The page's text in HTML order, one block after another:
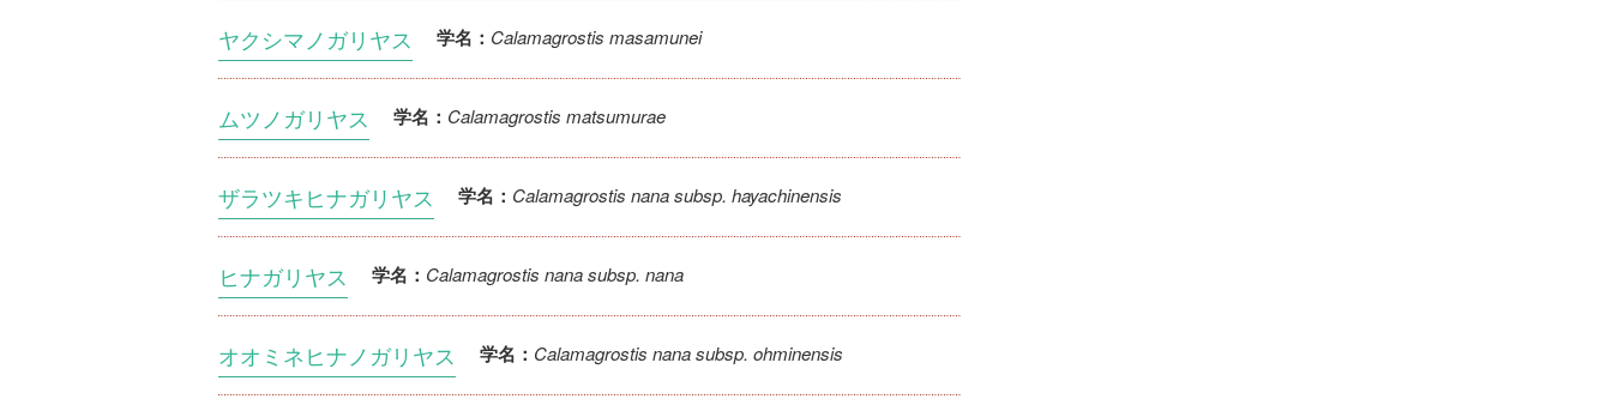
ヤクシマノガリヤス 学名： Calamagrostis masamunei
ムツノガリヤス 学名： Calamagrostis matsumurae
ザラツキヒナガリヤス 学名： Calamagrostis nana subsp. hayachinensis
ヒナガリヤス 学名： Calamagrostis nana subsp. nana
オオミネヒナノガリヤス 学名： Calamagrostis nana subsp. ohminensis